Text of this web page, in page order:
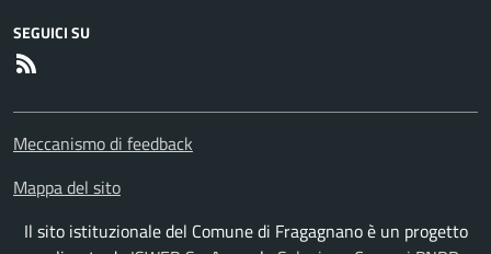
SEGUICI SU
Meccanismo di feedback
Mappa del sito
Il sito istituzionale del Comune di Fragagnano è un progetto